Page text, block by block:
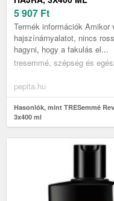
5 907 Ft
Termék információk Amikor
hajszínárnyalatot, nincs
hagyni, hogy a fakulás el...
tresemmé, szépség és
pepita.hu
Hasonlók, mint TRESemmé
3x400 ml